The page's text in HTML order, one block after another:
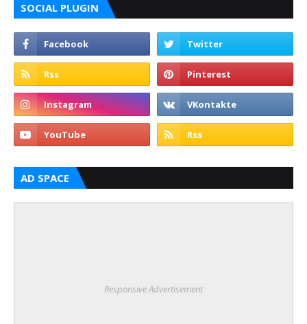
SOCIAL PLUGIN
AD SPACE
Responsive Advertisement